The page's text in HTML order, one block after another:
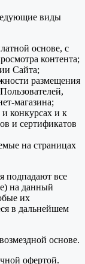
виды
основе, с
контента;
Сайта;
размещения
магазина;
конкурсах и к
и сертификатов
на страницах
подпадают все
на данный
их
в дальнейшем
основе.
офертой.